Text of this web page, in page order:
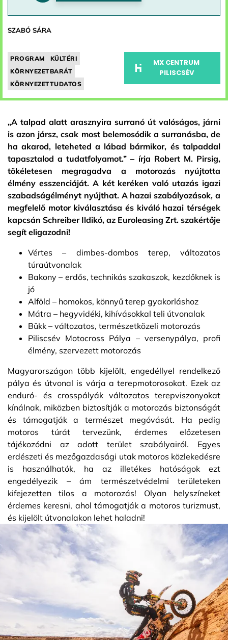
SZABÓ SÁRA
PROGRAM
KÜLTÉRI
KÖRNYEZETBARÁT
KÖRNYEZETTUDATOS
MX CENTRUM
PILISCSÉV
„A talpad alatt arasznyira surranó út valóságos, járni
is azon jársz, csak most belemosódik a surranásba, de
ha akarod, leteheted a lábad bármikor, és talpaddal
tapasztalod a tudatfolyamot.” – írja Robert M. Pirsig,
tökéletesen megragadva a motorozás nyújtotta
élmény esszenciáját. A két keréken való utazás igazi
szabadságélményt nyújthat. A hazai szabályozások, a
megfelelő motor kiválasztása és kiváló hazai térségek
kapcsán Schreiber Ildikó, az Euroleasing Zrt. szakértője
segít eligazodni!
Vértes – dimbes-dombos terep, változatos
túraútvonalak
Bakony – erdős, technikás szakaszok, kezdőknek is
jó
Alföld – homokos, könnyű terep gyakorláshoz
Mátra – hegyvidéki, kihívásokkal teli útvonalak
Bükk – változatos, természetközeli motorozás
Piliscsév Motocross Pálya – versenypálya, profi
élmény, szervezett motorozás
Magyarországon több kijelölt, engedéllyel rendelkező
pálya és útvonal is várja a terepmotorosokat. Ezek az
enduró- és crosspályák változatos terepviszonyokat
kínálnak, miközben biztosítják a motorozás biztonságát
és támogatják a természet megóvását. Ha pedig
motoros túrát tervezünk, érdemes előzetesen
tájékozódni az adott terület szabályairól. Egyes
erdészeti és mezőgazdasági utak motoros közlekedésre
is használhatók, ha az illetékes hatóságok ezt
engedélyezik – ám természetvédelmi területeken
kifejezetten tilos a motorozás! Olyan helyszíneket
érdemes keresni, ahol támogatják a motoros turizmust,
és kijelölt útvonalakon lehet haladni!